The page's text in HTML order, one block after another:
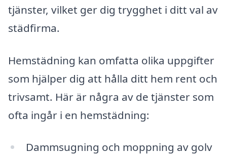
tjänster, vilket ger dig trygghet i ditt val av
städfirma.
Hemstädning kan omfatta olika uppgifter
som hjälper dig att hålla ditt hem rent och
trivsamt. Här är några av de tjänster som
ofta ingår i en hemstädning:
Dammsugning och moppning av golv